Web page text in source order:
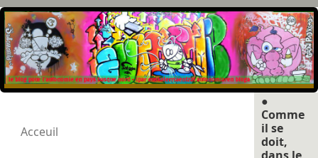
Acceuil
●
Comme
il se
doit,